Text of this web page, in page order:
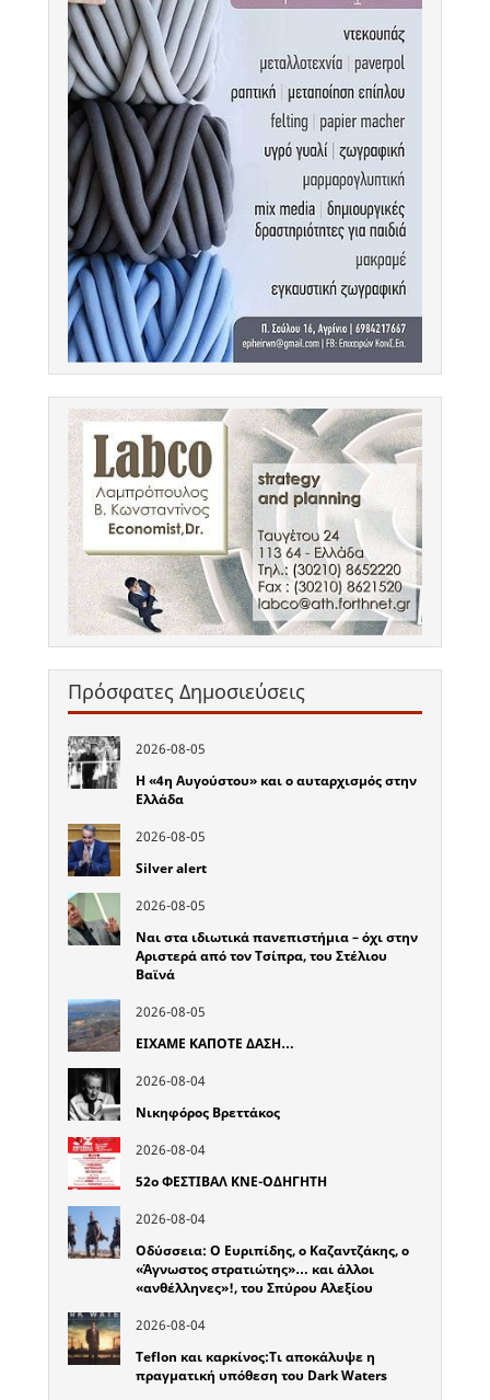
Πρόσφατες Δημοσιεύσεις
2026-08-05
Η «4η Αυγούστου» και ο αυταρχισμός στην
Ελλάδα
2026-08-05
Silver alert
2026-08-05
Ναι στα ιδιωτικά πανεπιστήμια – όχι στην
Αριστερά από τον Τσίπρα, του Στέλιου
Βαϊνά
2026-08-05
ΕΙΧΑΜΕ ΚΑΠΟΤΕ ΔΑΣΗ…
2026-08-04
Νικηφόρος Βρεττάκος
2026-08-04
52o ΦΕΣΤΙΒΑΛ ΚΝΕ-ΟΔΗΓΗΤΗ
2026-08-04
Οδύσσεια: Ο Ευριπίδης, ο Καζαντζάκης, ο
«Άγνωστος στρατιώτης»… και άλλοι
«ανθέλληνες»!, του Σπύρου Αλεξίου
2026-08-04
Teflon και καρκίνος:Τι αποκάλυψε η
πραγματική υπόθεση του Dark Waters